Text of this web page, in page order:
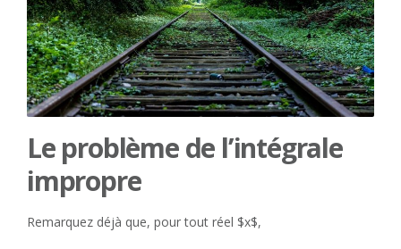
Le problème de l’intégrale
impropre
Remarquez déjà que, pour tout réel $x$,